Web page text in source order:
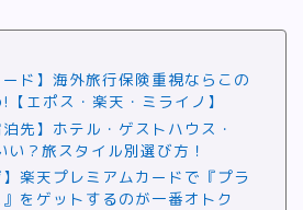
ード】海外旅行保険重視ならこの
【エポス・楽天・ミライノ】
泊先】ホテル・ゲストハウス・
？旅スタイル別選び方！
】楽天プレミアムカードで『プラ
をゲットするのが一番オトク